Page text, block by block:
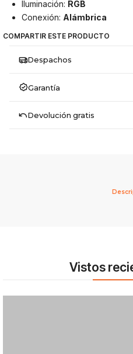
Iluminación: RGB
Conexión: Alámbrica
COMPARTIR ESTE PRODUCTO
Despachos
Garantía
Devolución gratis
Vistos